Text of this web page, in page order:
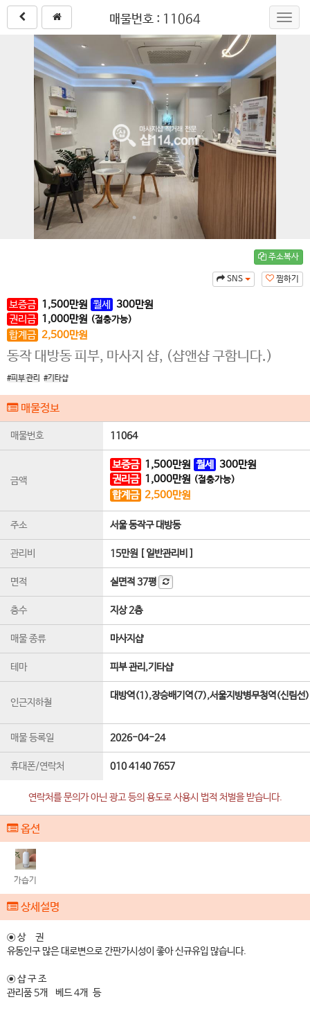
매물번호 : 11064
주소복사
찜하기
SNS
보증금 1,500만원 월세 300만원
권리금 1,000만원 (절충가능)
합계금 2,500만원
동작 대방동 피부, 마사지 샵, (샵앤샵 구함니다.)
#피부 관리 #기타샵
매물정보
매물번호 11064
금액
보증금 1,500만원 월세 300만원
권리금 1,000만원 (절충가능)
합계금 2,500만원
주소 서울 동작구 대방동
관리비 15만원 [ 일반관리비 ]
면적 실면적37평
층수 지상 2층
매물 종류 마사지샵
테마 피부 관리,기타샵
인근지하철
대방역(1),장승배기역(7),서울지방병무청역(신림선)
매물 등록일 2026-04-24
휴대폰/연락처 010 4140 7657
연락처를 문의가 아닌 광고 등의 용도로 사용시 법적 처벌을 받습니다.
옵션
가습기
상세설명
◉ 상 권
유동인구 많은 대로변으로 간판가시성이 좋아 신규유입 많습니다.
◉ 샵 구 조
관리품 5개 베드 4개 등